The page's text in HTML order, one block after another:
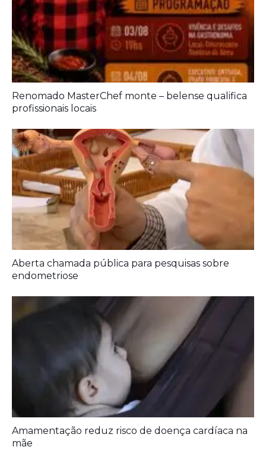
Renomado MasterChef monte – belense qualifica
profissionais locais
Aberta chamada pública para pesquisas sobre
endometriose
Amamentação reduz risco de doença cardíaca na
mãe